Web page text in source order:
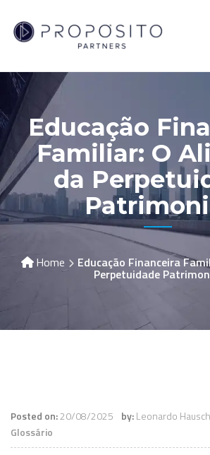
content
Educação
Familiar: O
da
Home Educação Financeira
Perpetuidade
Posted on:20/08/2025 by:Leonardo
Glossário